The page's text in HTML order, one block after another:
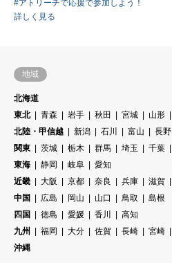
#アトリーチで応援で参加しよう！
詳しく見る
地域
北海道
東北
青森 岩手 秋田 宮城 山形
北陸・甲信越
新潟 石川 富山 長野
関東
茨城 栃木 群馬 埼玉 千葉
東海
静岡 岐阜
愛知
近畿
大阪 京都 奈良 兵庫 滋賀
中国
広島 岡山 山口 鳥取
島根
四国
徳島 愛媛 香川
高知
九州
福岡 大分 佐賀 長崎 宮崎
沖縄